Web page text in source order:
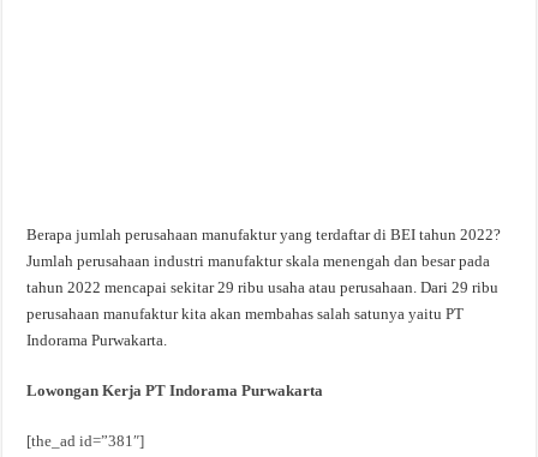
Berapa jumlah perusahaan manufaktur yang terdaftar di BEI tahun 2022?
Jumlah perusahaan industri manufaktur skala menengah dan besar pada
tahun 2022 mencapai sekitar 29 ribu usaha atau perusahaan. Dari 29 ribu
perusahaan manufaktur kita akan membahas salah satunya yaitu PT
Indorama Purwakarta.
Lowongan Kerja PT Indorama Purwakarta
[the_ad id=”381″]